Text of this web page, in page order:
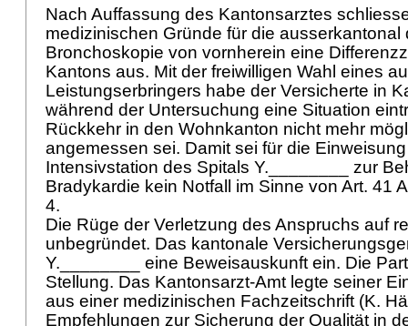
Nach Auffassung des Kantonsarztes
medizinischen Gründe für die ausserkantonal
Bronchoskopie von vornherein eine
Kantons aus. Mit der freiwilligen Wahl eines
Leistungserbringers habe der Versicherte in
während der Untersuchung eine Situation
Rückkehr in den Wohnkanton nicht mehr
angemessen sei. Damit sei für die
Intensivstation des Spitals Y.________ zur
Bradykardie kein Notfall im Sinne von Art. 41
4.
Die Rüge der Verletzung des Anspruchs auf
unbegründet. Das kantonale
Y.________ eine Beweisauskunft ein. Die
Stellung. Das Kantonsarzt-Amt legte seiner
aus einer medizinischen Fachzeitschrift (K.
Empfehlungen zur Sicherung der Qualität in